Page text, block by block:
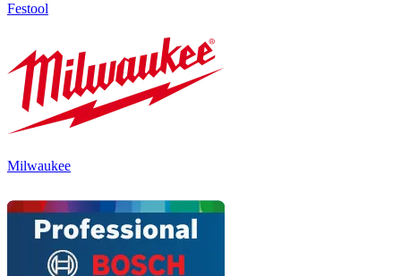
Festool
Milwaukee